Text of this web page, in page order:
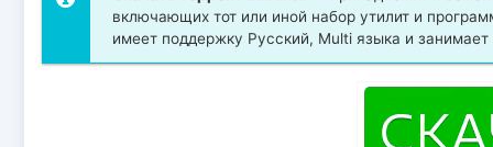
включающих тот или иной набор утилит и
имеет поддержку Русский, Multi языка и